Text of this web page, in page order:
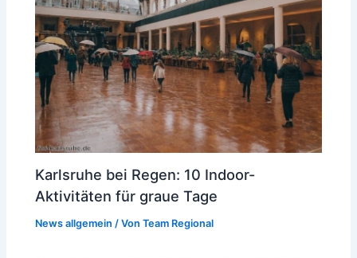
Karlsruhe bei Regen: 10 Indoor-
Aktivitäten für graue Tage
News allgemein / VonTeam Regional